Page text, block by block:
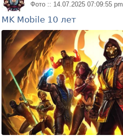
Фото :: 14.07.2025 07:09:55 pm
MK Mobile 10 лет